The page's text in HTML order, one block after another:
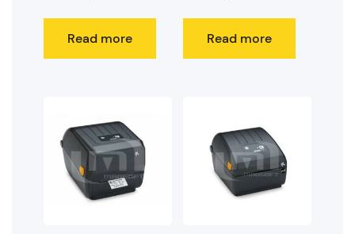
Read more Read more